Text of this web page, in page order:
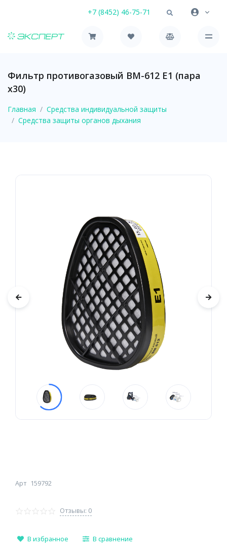
+7 (8452) 46-75-71
Фильтр противогазовый ВМ-612 Е1 (пара
х30)
Главная
Средства индивидуальной защиты
Средства защиты органов дыхания
Арт 159792
Отзывы: 0
В избранное В сравнение